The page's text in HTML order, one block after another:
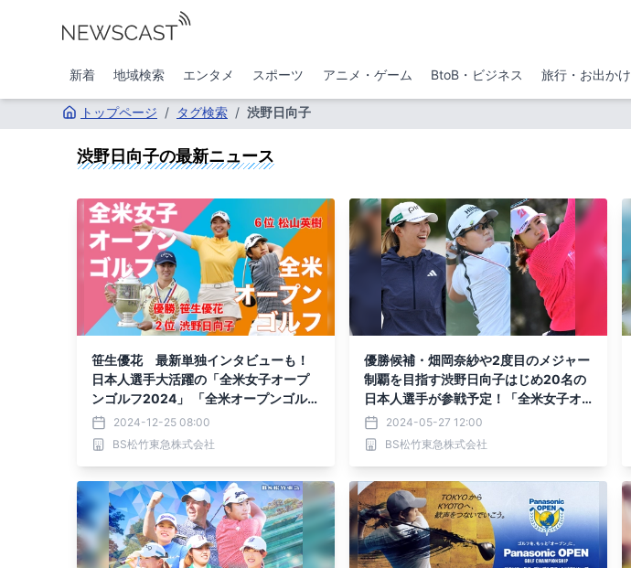
新着 地域検索 エンタメ スポーツ アニメ・ゲーム BtoB・ビジネス 旅行・お出かけ
トップページ / タグ検索 / 渋野日向子
渋野日向子の最新ニュース
笹生優花 最新単独インタビューも！
日本人選手大活躍の「全米女子オープ
ンゴルフ2024」 「全米オープンゴルフ
2024」を年末に一挙放送！
2024-12-25 08:00
BS松竹東急株式会社
優勝候補・畑岡奈紗や2度目のメジャー
制覇を目指す渋野日向子はじめ20名の
日本人選手が参戦予定！「全米女子オ
ープンゴルフ」を ＢＳ松竹東急で全日
程無料生中継！
2024-05-27 12:00
BS松竹東急株式会社